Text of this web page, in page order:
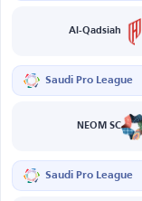
Al-Qadsiah
Saudi Pro League
NEOM SC
Saudi Pro League